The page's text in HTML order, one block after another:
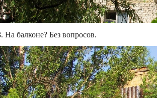
На балконе? Без вопросов.